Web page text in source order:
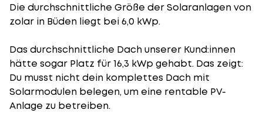
Die durchschnittliche Größe der Solaranlagenvon
zolar in Büden liegt bei 6,0 kWp.
Das durchschnittliche Dach unserer Kund:innen
hätte sogar Platz für 16,3 kWp gehabt. Das zeigt:
Du musst nicht dein komplettes Dach mit
Solarmodulen belegen, um eine rentable PV-
Anlage zu betreiben.